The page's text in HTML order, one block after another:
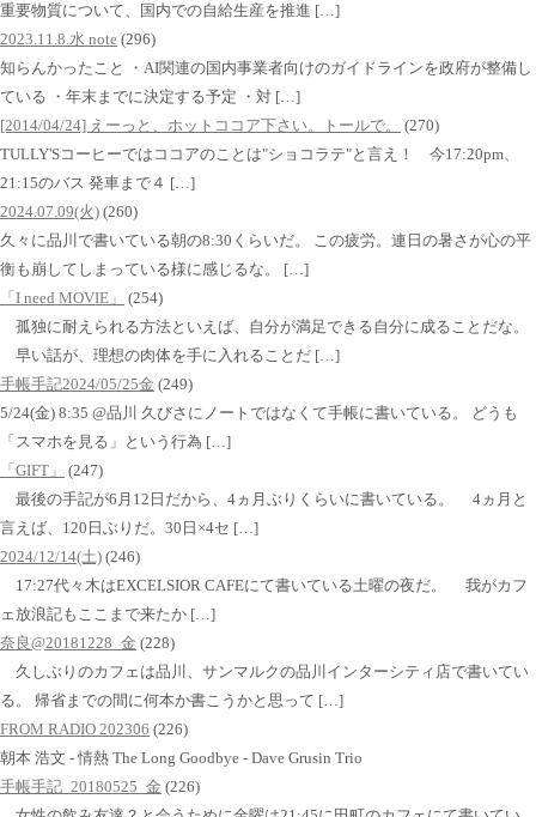
重要物質について、国内での自給生産を推進 […]
2023.11.8.水 note (296)
知らんかったこと ・AI関連の国内事業者向けのガイドラインを政府が整備し
ている ・年末までに決定する予定 ・対 […]
[2014/04/24] えーっと、ホットココア下さい。トールで。
(270)
TULLY'Sコーヒーではココアのことは"ショコラテ"と言え！ 今17:20pm、
21:15のバス 発車まで４ […]
2024.07.09(火) (260)
久々に品川で書いている朝の8:30くらいだ。 この疲労。連日の暑さが心の平
衡も崩してしまっている様に感じるな。 […]
「I need MOVIE」
(254)
孤独に耐えられる方法といえば、自分が満足できる自分に成ることだな。
早い話が、理想の肉体を手に入れることだ […]
手帳手記2024/05/25金 (249)
5/24(金) 8:35 @品川 久びさにノートではなくて手帳に書いている。 どうも
「スマホを見る」という行為 […]
「GIFT」
(247)
最後の手記が6月12日だから、4ヵ月ぶりくらいに書いている。 4ヵ月と
言えば、120日ぶりだ。30日×4セ […]
2024/12/14(土) (246)
17:27代々木はEXCELSIOR CAFEにて書いている土曜の夜だ。 我がカフ
ェ放浪記もここまで来たか […]
奈良@20181228_金 (228)
久しぶりのカフェは品川、サンマルクの品川インターシティ店で書いてい
る。 帰省までの間に何本か書こうかと思って […]
FROM RADIO 202306 (226)
朝本 浩文 - 情熱 The Long Goodbye - Dave Grusin Trio
手帳手記_20180525_金 (226)